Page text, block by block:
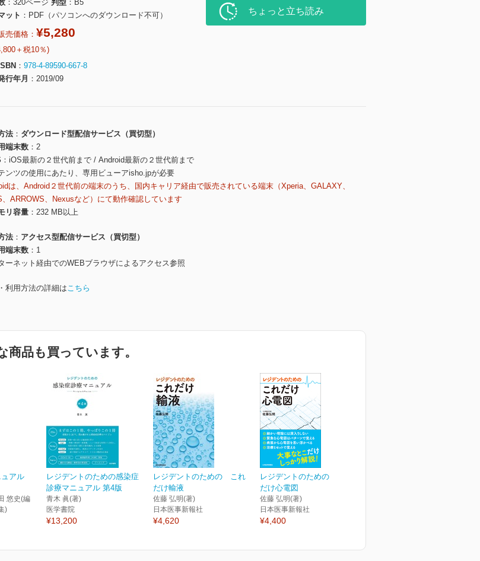
320ページ 判型
B5
ット
PDF（パソコンへのダウンロード不可）
売価格： ¥5,280
＋税10％)
978-4-89590-667-8
行年月
2019/09
ちょっと立ち読み
法
ダウンロード型配信サービス（買切型）
端末数
2
iOS最新の２世代前まで / Android最新の２世代前まで
ンツの使用にあたり、専用ビューアisho.jpが必要
は、Android２世代前の端末のうち、国内キャリア経由で販売されている端末（Xperia、GALAXY、
、ARROWS、Nexusなど）にて動作確認しています
リ容量
232 MB以上
法
アクセス型配信サービス（買切型）
端末数
1
ーネット経由でのWEBブラウザによるアクセス参照
利用方法の詳細はこちら
商品も買っています。
ュアル
悠史(編
)
レジデントのための感染症
診療マニュアル 第4版
青木 眞(著)
医学書院
¥13,200
レジデントのための これ
だけ輸液
佐藤 弘明(著)
日本医事新報社
¥4,620
レジデントのための これ
だけ心電図
佐藤 弘明(著)
日本医事新報社
¥4,400